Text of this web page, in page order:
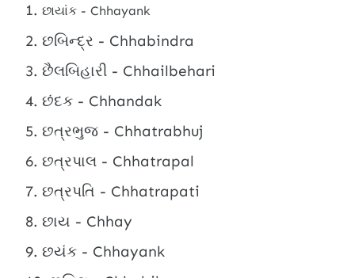
છાયાંક - Chhayank
છબિન્દ્ર - Chhabindra
છૈલબિહારી - Chhailbehari
છંદક - Chhandak
છત્રભુજ - Chhatrabhuj
છત્રપાલ - Chhatrapal
છત્રપતિ - Chhatrapati
છાય - Chhay
છયંક - Chhayank